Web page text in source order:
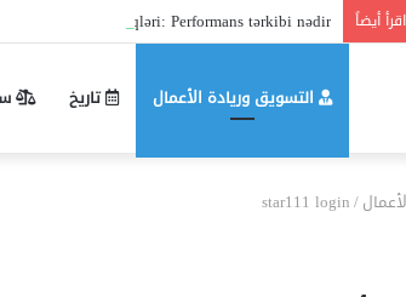
اقرأ أيضاً masaüstü giriş fərqləri: Performans tərkibi nədir?
التسويق وريادة الأعمال تاريخ
/
star111 login